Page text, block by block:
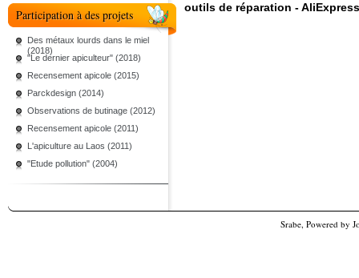
Participation à des projets
Des métaux lourds dans le miel
(2018)
"Le dernier apiculteur" (2018)
Recensement apicole (2015)
Parckdesign (2014)
Observations de butinage (2012)
Recensement apicole (2011)
L'apiculture au Laos (2011)
"Etude pollution" (2004)
outils de réparation -
Srabe, Powered by